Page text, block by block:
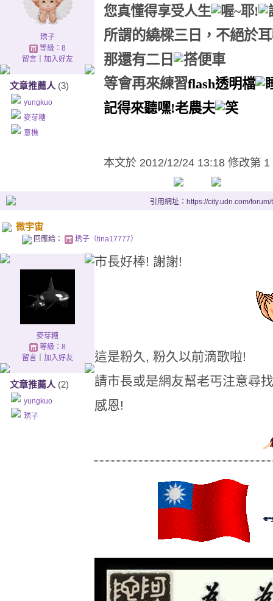
琇子
等級：8
留言｜ 加入好友
文章推薦人 (3)
yungkuo
麥芽糖
意樵
您真懂得享受人生
所謂的繞樑三日，不絕於耳
那還有二日
等會再來練習flash透明檔
記得來聽嘿!老農夫
本文於 2012/12/24 13:18 修改第 1
引用網址：https://city.udn.com/
微宇宙
回應給： 琇子（tina17777）
麥芽糖
等級：8
留言｜ 加入好友
文章推薦人 (2)
yungkuo
琇子
市長好棒! 謝謝!
這是粉久, 粉久以前滴歌啦!
請市長或是網友幫老丐注意尋
感恩!